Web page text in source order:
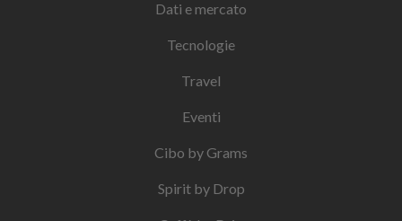
Dati e mercato
Tecnologie
Travel
Eventi
Cibo by Grams
Spirit by Drop